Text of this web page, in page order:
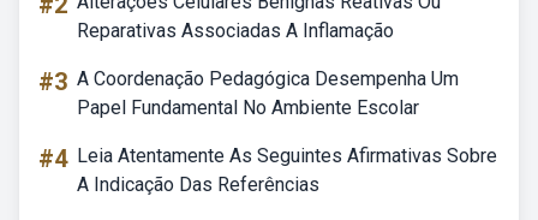
Reparativas Associadas A Inflamação
#3 A Coordenação Pedagógica Desempenha Um
Papel Fundamental No Ambiente Escolar
#4 Leia Atentamente As Seguintes Afirmativas Sobre
A Indicação Das Referências